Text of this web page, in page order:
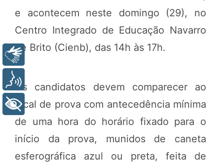
e acontecem neste domingo (29), no
Centro Integrado de Educação Navarro
de Brito (Cienb), das 14h às 17h.
Os candidatos devem comparecer ao
local de prova com antecedência mínima
de uma hora do horário fixado para o
início da prova, munidos de caneta
esferográfica azul ou preta, feita de
Libras
+ Acessibilidade